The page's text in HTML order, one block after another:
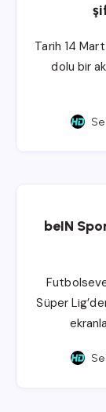
Tarih 14
dolu bir
beIN
Süper